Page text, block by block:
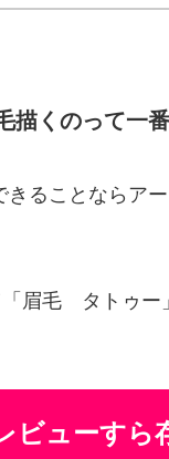
描くのって一
ることならア
眉毛 タトゥー
ビューすら